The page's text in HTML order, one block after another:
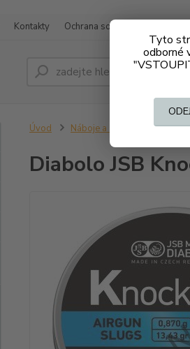
Tyto
odborné
Kontakty Ochrana soukromí
Úvod Náboje a střelivo bez ZO
Diabolo JSB